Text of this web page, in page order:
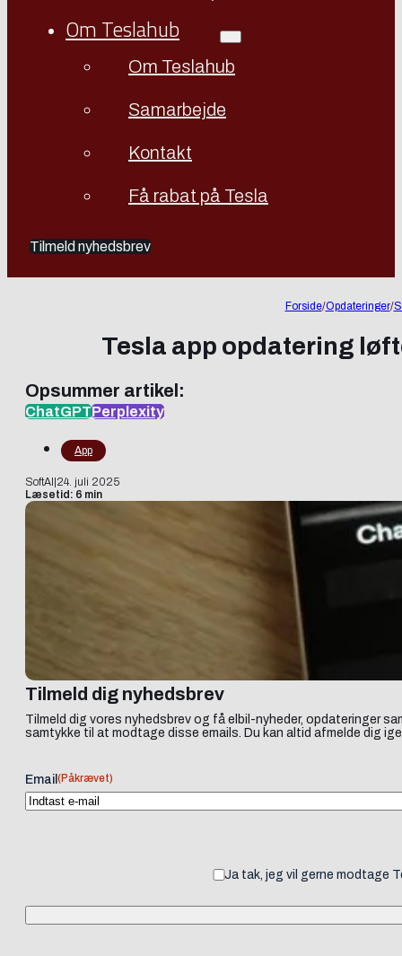
Om Teslahub
Om Teslahub
Samarbejde
Kontakt
Få rabat på Tesla
Tilmeld nyhedsbrev
Forside/Opdateringer/
Tesla app opdatering
Opsummer artikel:
ChatGPTPerplexity
App
SoftAI 24. juli 2025
Læsetid: 6 min
Tilmeld dig nyhedsbrev
Tilmeld dig vores nyhedsbrev og få elbil-nyheder, opdateringer
samtykke til at modtage disse emails. Du kan altid afmelde dig
Email (Påkrævet)
Ja tak, jeg vil gerne modtage